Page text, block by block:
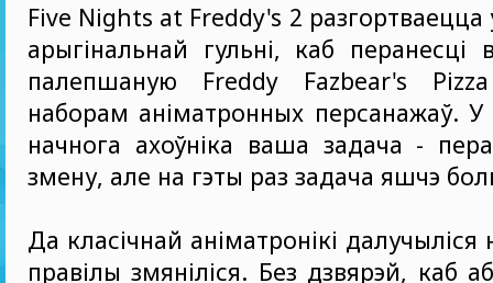
Five Nights at Freddy's 2
арыгінальнай гульні, каб
палепшаную Freddy Fazbear's
наборам аніматронных персанажаў. У
начнога ахоўніка ваша задача -
змену, але на гэты раз задача яшчэ
Да класічнай аніматронікі
правілы змяніліся. Без дзвярэй, каб